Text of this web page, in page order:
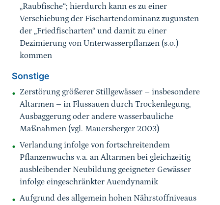
„Raubfische“; hierdurch kann es zu einer
Verschiebung der Fischartendominanz zugunsten
der „Friedfischarten“ und damit zu einer
Dezimierung von Unterwasserpflanzen (s.o.)
kommen
Sonstige
Zerstörung größerer Stillgewässer – insbesondere
Altarmen – in Flussauen durch Trockenlegung,
Ausbaggerung oder andere wasserbauliche
Maßnahmen (vgl. Mauersberger 2003)
Verlandung infolge von fortschreitendem
Pflanzenwuchs v.a. an Altarmen bei gleichzeitig
ausbleibender Neubildung geeigneter Gewässer
infolge eingeschränkter Auendynamik
Aufgrund des allgemein hohen Nährstoffniveaus